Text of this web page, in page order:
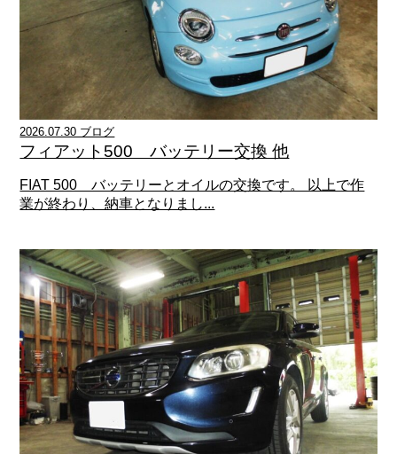
2026.07.30 ブログ
フィアット500 バッテリー交換 他
FIAT 500 バッテリーとオイルの交換です。 以上で作
業が終わり、納車となりまし...